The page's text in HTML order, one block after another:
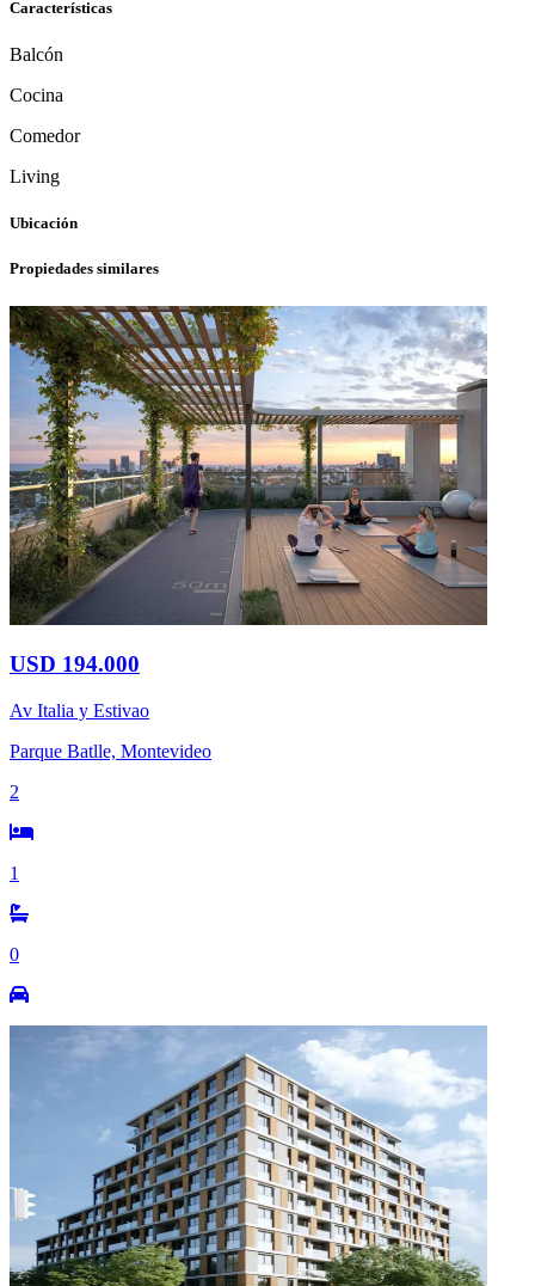
Características
Balcón
Cocina
Comedor
Living
Ubicación
Propiedades similares
USD 194.000
Av Italia y Estivao
Parque Batlle, Montevideo
2
1
0